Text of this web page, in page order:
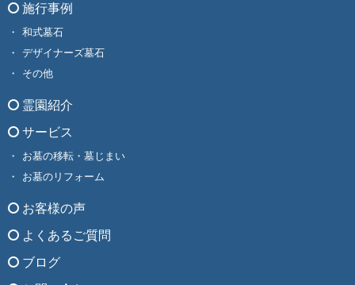
施行事例
和式墓石
デザイナーズ墓石
その他
霊園紹介
サービス
お墓の移転・墓じまい
お墓のリフォーム
お客様の声
よくあるご質問
ブログ